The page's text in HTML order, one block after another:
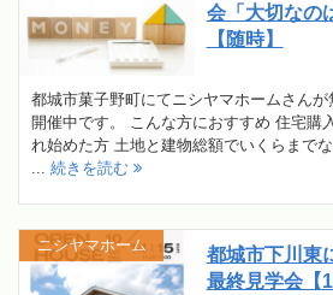
会「大切なの
【随時】
都城市菓子野町にてニシヤマホームさん
開催中です。 こんな方におすすめ 住宅購
れ始めた方 土地と建物総額でいくらまで
... 続きを読む
都城市下川東
最終見学会【
ニシヤマホーム